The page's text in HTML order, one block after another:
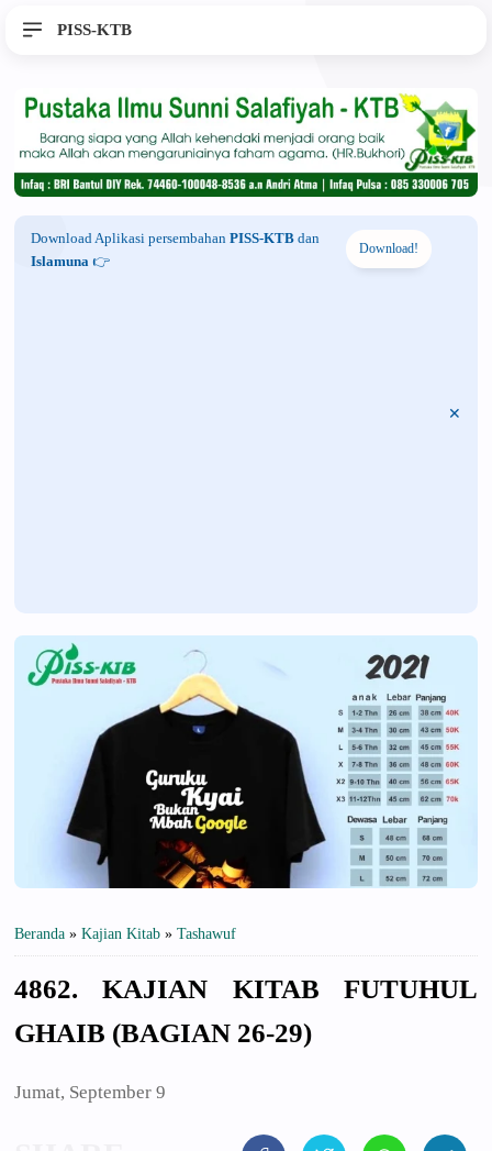
PISS-KTB
Download Aplikasi persembahan PISS-KTB dan
Islamuna 👉
Download!
Beranda » Kajian Kitab » Tashawuf
4862. KAJIAN KITAB FUTUHUL
GHAIB (BAGIAN 26-29)
Jumat, September 9